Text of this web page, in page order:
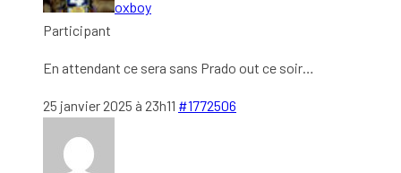
oxboy
Participant
En attendant ce sera sans Prado out ce soir…
25 janvier 2025 à 23h11 #1772506